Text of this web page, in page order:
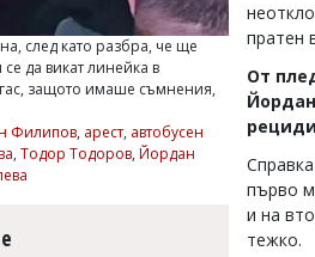
след като разбра, че ще
да викат линейка в
защото имаше съмнения,
Филипов, арест, автобусен
, Тодор Тодоров, Йордан
пратен
От
първо
и на
тежко.